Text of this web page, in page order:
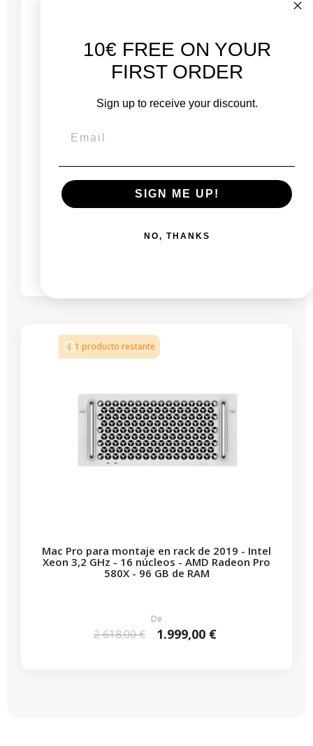
Mac Pro para montaje en rack de 2019 - Intel
Xeon 3,2 GHz - 16 núcleos - AMD Radeon Pro
580X - 48 GB de RAM
1 producto restante
Mac Pro para montaje en rack de 2019 - Intel
Xeon 3,2 GHz - 16 núcleos - AMD Radeon Pro
580X - 96 GB de RAM
De
2.618,00 € 1.999,00 €
10€ FREE ON YOUR
FIRST ORDER
Sign up to receive your discount.
SIGN ME UP!
NO, THANKS